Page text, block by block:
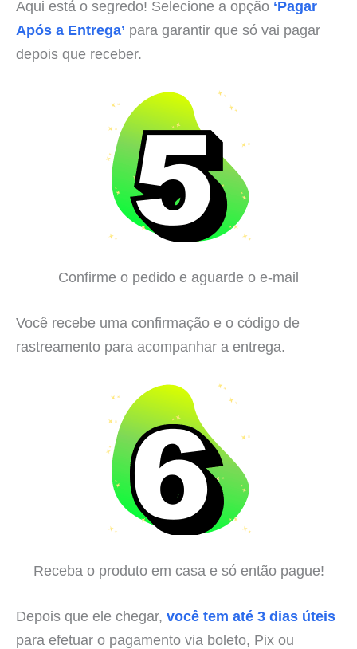
Aqui está o segredo! Selecione a opção ‘Pagar
Após a Entrega’ para garantir que só vai pagar
depois que receber.
Confirme o pedido e aguarde o e-mail
Você recebe uma confirmação e o código de
rastreamento para acompanhar a entrega.
Receba o produto em casa e só então pague!
Depois que ele chegar, você tem até 3 dias úteis
para efetuar o pagamento via boleto, Pix ou